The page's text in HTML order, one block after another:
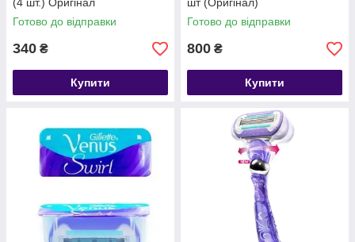
(4 шт.) Оригінал
Готово до відправки
340 ₴
Купити
шт (Оригінал)
Готово до відправки
800 ₴
Купити